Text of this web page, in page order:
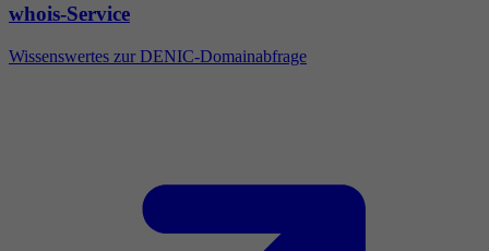
whois-Service
Wissenswertes zur DENIC-Domainabfrage